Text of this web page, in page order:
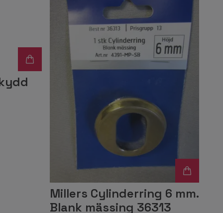
Millers Cylinderring 6 mm.
Blank mässing 36313